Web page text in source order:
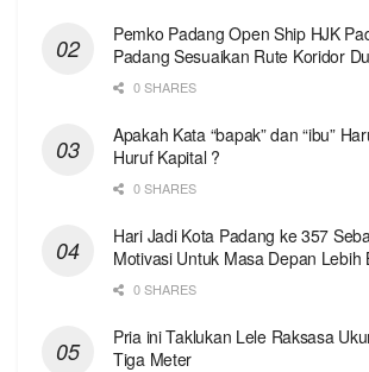
Pemko Padang Open Ship HJK
Padang Sesuaikan Rute Koridor
0 SHARES
Apakah Kata “bapak” dan “ibu”
Huruf Kapital ?
0 SHARES
Hari Jadi Kota Padang ke 357
Motivasi Untuk Masa Depan Lebih
0 SHARES
Pria ini Taklukan Lele Raksasa
Tiga Meter